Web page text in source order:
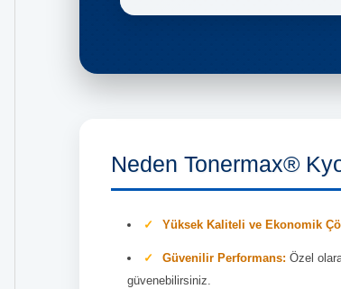
Neden Tonermax®
Yüksek Kaliteli ve Ekonomik
Güvenilir Performans: Özel
güvenebilirsiniz.